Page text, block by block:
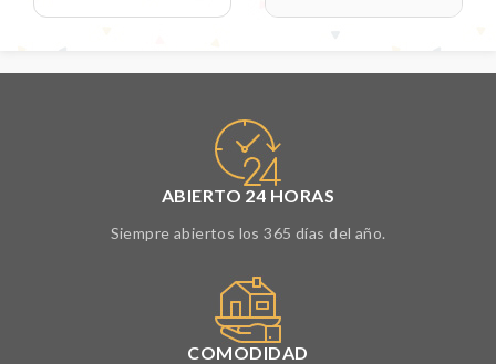
ABIERTO 24 HORAS
Siempre abiertos los 365 días del año.
COMODIDAD